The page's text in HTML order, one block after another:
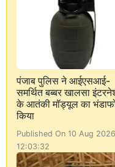
पंजाब पुलिस ने आईएसआई-
समर्थित बब्बर खालसा
के आतंकी मॉड्यूल का
किया
Published On 10 Aug 2026
12:03:32